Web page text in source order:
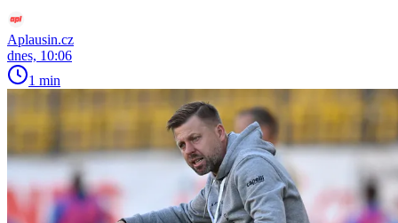
Aplausin.cz
dnes, 10:06
1 min